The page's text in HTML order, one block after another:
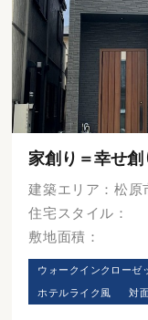
家創り＝幸せ創
建築エリア：松原
住宅スタイル：
敷地面積：
ウォークインクローゼ
ホテルライク風 対